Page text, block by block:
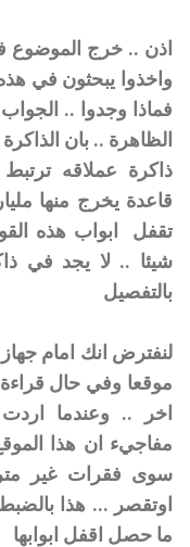
اذن .. خرج الموضوع
واخذوا يبحثون في
فماذا وجدوا ..
الظاهرة .. بان
ذاكرة عملاقه
قاعدة يخرج منها
تقفل ابواب هذه
شيئا .. لا يجد في
بالتفصيل
لنفترض انك امام
موقعا وفي حال
اخر .. وعندما
مفاجيء ان هذا
سوى فقرات غير
اوتقصر ... هذا
ما حصل اقفل ابوابها